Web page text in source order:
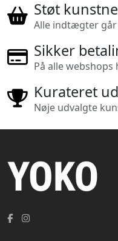
Støt
Alle indtægter
Sikker
På alle webshops
Kurateret
Nøje udvalgte